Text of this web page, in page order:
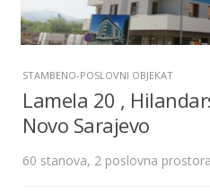
STAMBENO-POSLOVNI OBJEKAT
Lamela 20 ,
Novo Sarajevo
60 stanova, 2 poslovna